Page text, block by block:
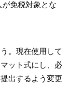
免税対象とな
。現在使用して
ット式にし、必
出するよう変更